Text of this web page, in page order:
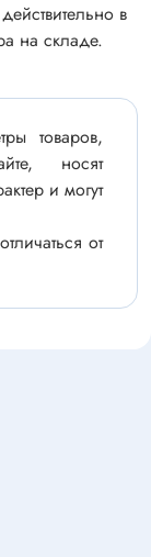
в
на складе.
товаров,
носят
и могут
от